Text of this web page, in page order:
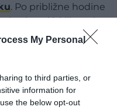
My Personal
to third parties, or
information for
the below opt-out
. Po približne hodine
v interiéri čierneho
vozidle.
úlohu zohrávajú
okná prepúšťajú
palubnú dosku,